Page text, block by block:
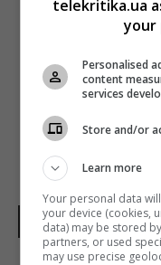
НОВИНИ УКРАЇНИ
telekritika.ua
your
Personalised
content
services
Store and/or
Learn more
Your personal data
your device (cookies,
data) may be stored
partners, or used
may use precise